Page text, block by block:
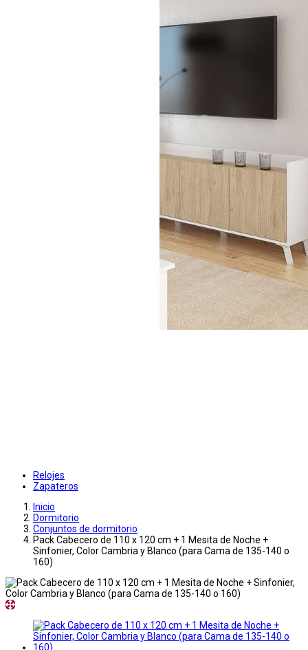
Relojes
Zapateros
Inicio
Dormitorio
Conjuntos de dormitorio
Pack Cabecero de 110 x 120 cm + 1 Mesita de Noche +
Sinfonier, Color Cambria y Blanco (para Cama de 135-140 o
160)